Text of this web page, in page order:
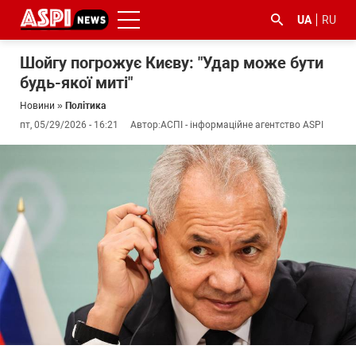
UA RU
Шойгу погрожує Києву: "Удар може бути
будь-якої миті"
Новини » Політика
пт, 05/29/2026 - 16:21
Автор:АСПІ - інформаційне агентство ASPI
#ООС
корупцією
#ДФС #Київ #коронавірус